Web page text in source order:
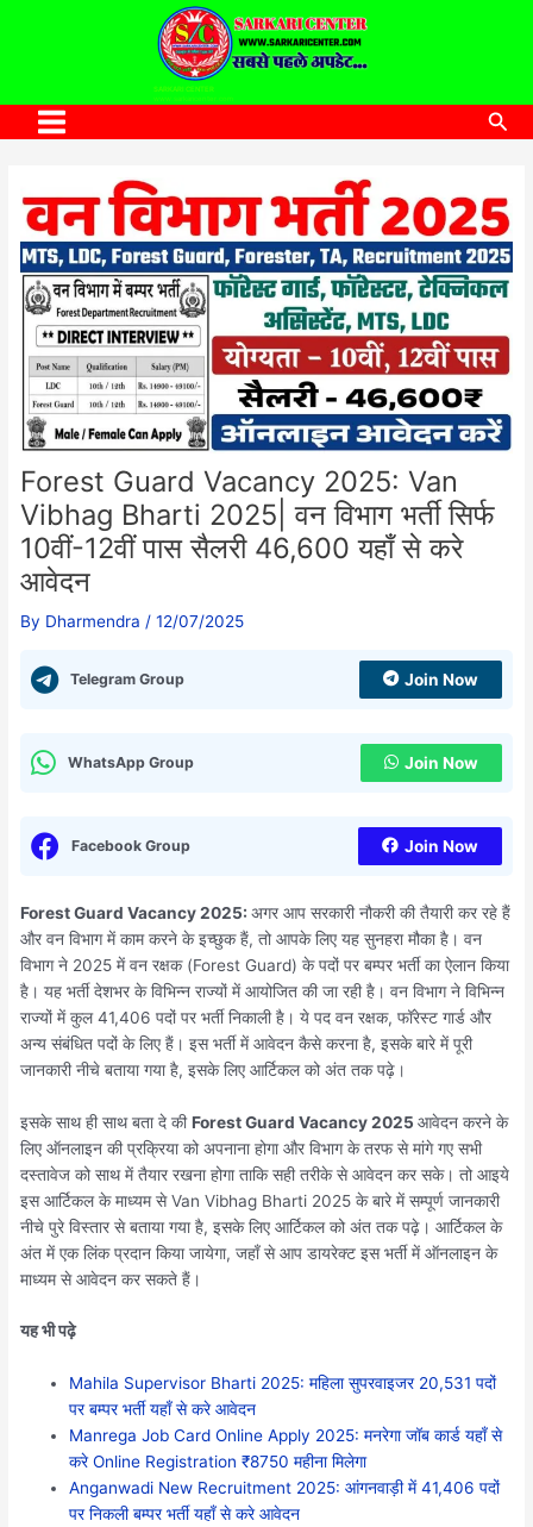
SARKARI CENTER
www.sarkaricenter.com
Main
Forest Guard Vacancy 2025: Van
Vibhag Bharti 2025| वन विभाग भर्ती सिर्फ
10वीं-12वीं पास सैलरी 46,600 यहाँ से करे
आवेदन
By Dharmendra /12/07/2025
Telegram Group Join Now
WhatsApp Group Join Now
Facebook Group Join Now
Forest Guard Vacancy 2025:अगर आप सरकारी नौकरी की तैयारी कर रहे हैं
और वन विभाग में काम करने के इच्छुक हैं, तो आपके लिए यह सुनहरा मौका है। वन
विभाग ने 2025 में वन रक्षक (Forest Guard) के पदों पर बम्पर भर्ती का ऐलान किया
है। यह भर्ती देशभर के विभिन्न राज्यों में आयोजित की जा रही है। वन विभाग ने विभिन्न
राज्यों में कुल 41,406 पदों पर भर्ती निकाली है। ये पद वन रक्षक, फॉरेस्ट गार्ड और
अन्य संबंधित पदों के लिए हैं। इस भर्ती में आवेदन कैसे करना है, इसके बारे में पूरी
जानकारी नीचे बताया गया है, इसके लिए आर्टिकल को अंत तक पढ़े।
इसके साथ ही साथ बता दे कीForest Guard Vacancy 2025आवेदन करने के
लिए ऑनलाइन की प्रक्रिया को अपनाना होगा और विभाग के तरफ से मांगे गए सभी
दस्तावेज को साथ में तैयार रखना होगा ताकि सही तरीके से आवेदन कर सके। तो आइये
इस आर्टिकल के माध्यम से Van Vibhag Bharti 2025 के बारे में सम्पूर्ण जानकारी
नीचे पुरे विस्तार से बताया गया है, इसके लिए आर्टिकल को अंत तक पढ़े। आर्टिकल के
अंत में एक लिंक प्रदान किया जायेगा, जहाँ से आप डायरेक्ट इस भर्ती में ऑनलाइन के
माध्यम से आवेदन कर सकते हैं।
यह भी पढ़े
Mahila Supervisor Bharti 2025: महिला सुपरवाइजर 20,531 पदों
पर बम्पर भर्ती यहाँ से करे आवेदन
Manrega Job Card Online Apply 2025: मनरेगा जॉब कार्ड यहाँ से
करे Online Registration ₹8750 महीना मिलेगा
Anganwadi New Recruitment 2025: आंगनवाड़ी में 41,406 पदों
पर निकली बम्पर भर्ती यहाँ से करे आवेदन